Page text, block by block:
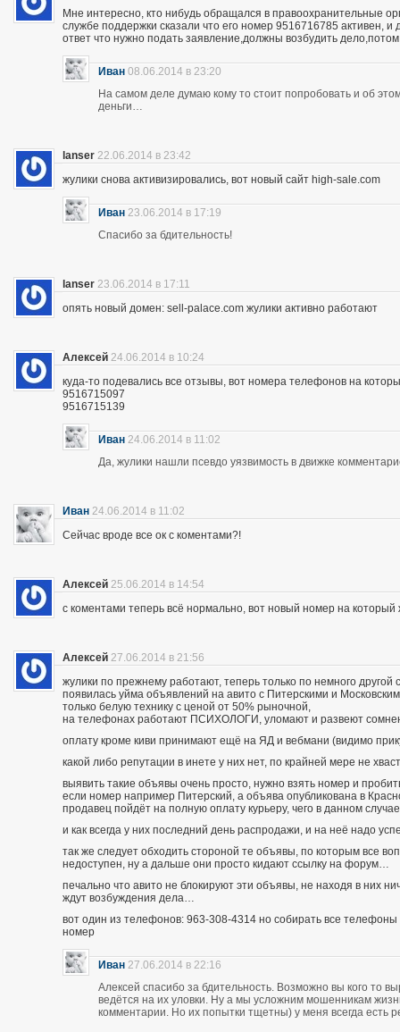
Мне интересно, кто нибудь обращался в правоохранительные
службе поддержки сказали что его номер 9516716785 активен,
ответ что нужно подать заявление,должны возбудить
Иван 08.06.2014 в 23:20
На самом деле думаю кому то стоит попробовать и об
деньги…
lanser 22.06.2014 в 23:42
жулики снова активизировались, вот новый сайт high-sale.com
Иван 23.06.2014 в 17:19
Спасибо за бдительность!
lanser 23.06.2014 в 17:11
опять новый домен: sell-palace.com жулики активно работают
Алексей 24.06.2014 в 10:24
куда-то подевались все отзывы, вот номера телефонов на
9516715097
9516715139
Иван 24.06.2014 в 11:02
Да, жулики нашли псевдо уязвимость в движке
Иван 24.06.2014 в 11:02
Сейчас вроде все ок с коментами?!
Алексей 25.06.2014 в 14:54
с коментами теперь всё нормально, вот новый номер на
Алексей 27.06.2014 в 21:56
жулики по прежнему работают, теперь только по немного другой
появилась уйма объявлений на авито с Питерскими и
только белую технику с ценой от 50% рыночной,
на телефонах работают ПСИХОЛОГИ, уломают и развеют
оплату кроме киви принимают ещё на ЯД и вебмани (видимо
какой либо репутации в инете у них нет, по крайней мере не
выявить такие объявы очень просто, нужно взять номер и
если номер например Питерский, а объява опубликована в
продавец пойдёт на полную оплату курьеру, чего в данном
и как всегда у них последний день распродажи, и на неё надо
так же следует обходить стороной те объявы, по которым все
недоступен, ну а дальше они просто кидают ссылку на форум…
печально что авито не блокируют эти объявы, не находя в них
ждут возбуждения дела…
вот один из телефонов: 963-308-4314 но собирать все
номер
Иван 27.06.2014 в 22:16
Алексей спасибо за бдительность. Возможно вы кого то
ведётся на их уловки. Ну а мы усложним мошенникам
комментарии. Но их попытки тщетны) у меня всегда есть